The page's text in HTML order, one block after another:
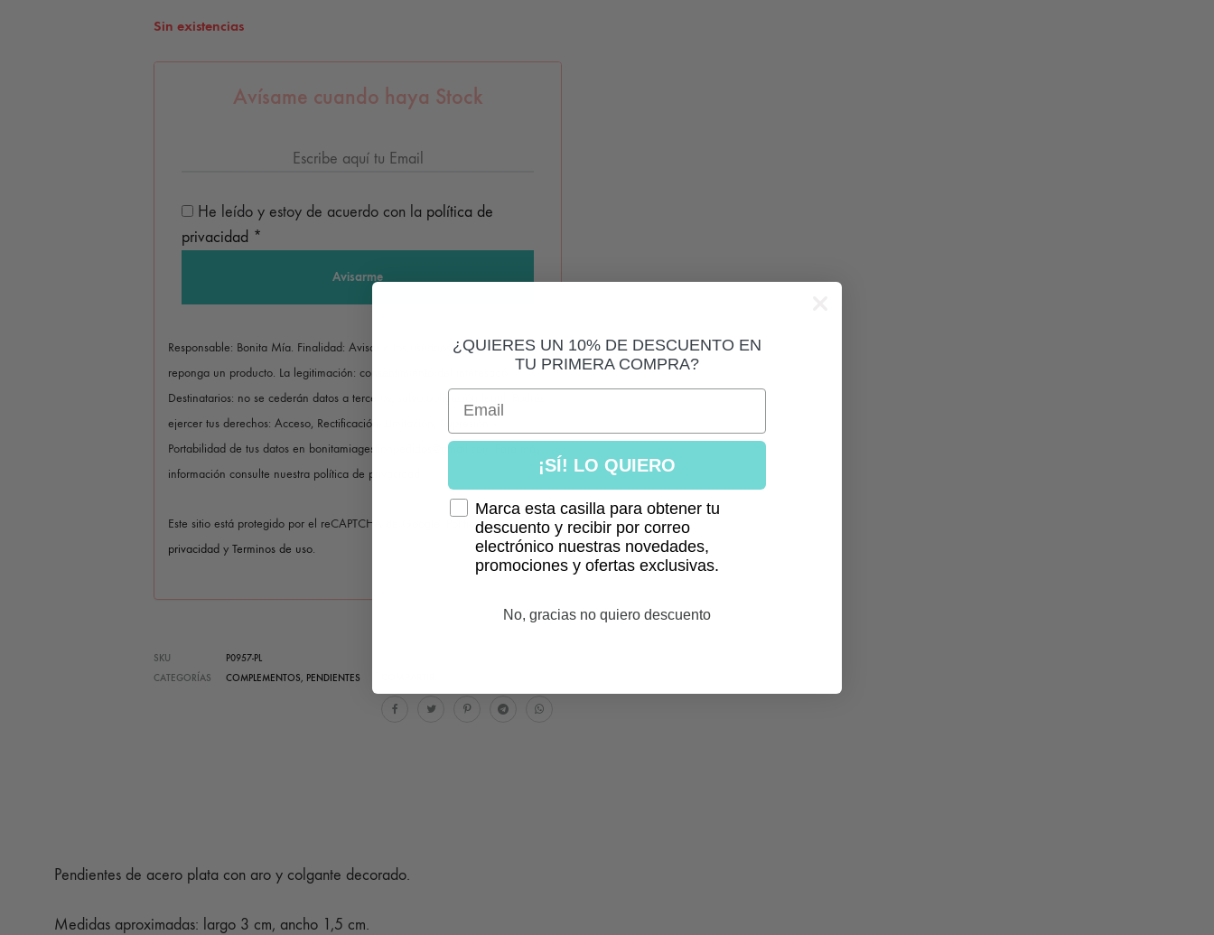
Sin existencias
Avísame cuando haya Stock
He leído y estoy de acuerdo con la política de
privacidad *
Responsable: Bonita Mía. Finalidad: Avisar a los usuarios cuando se
reponga un producto. La legitimación: consentimiento del interesado.
Destinatarios: no se cederán datos a terceros, salvo obligación legal. Podrás
ejercer tus derechos: Acceso, Rectificación, Limitación, Supresión o
Portabilidad de tus datos en bonitamiagestionpedidos@gmail.com Para más
información consulte nuestra política de privacidad.
Este sitio está protegido por el reCAPTCHA de Google,
Política de
privacidad y Terminos de uso.
SKU
P0957-PL
CATEGORÍAS
COMPLEMENTOS, PENDIENTES
Pendientes de acero plata con aro y colgante decorado.
Medidas aproximadas: largo 3 cm, ancho 1,5 cm.
¿QUIERES UN 10% DE DESCUENTO EN
TU PRIMERA COMPRA?
Email
¡SÍ! LO QUIERO
Marca esta casilla para obtener tu
descuento y recibir por correo
electrónico nuestras novedades,
promociones y ofertas exclusivas.
No, gracias no quiero descuento